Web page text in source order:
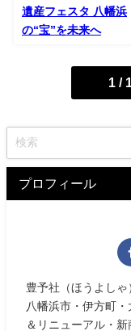
遺産フェスタ 八幡浜
の“宝”を未来へ
1 /
プロフィール
豊予社（ほうよしゃ
八幡浜市・伊方町
＆リニューアル・